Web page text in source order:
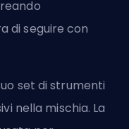
di seguire con
set di strumenti
nella mischia. La